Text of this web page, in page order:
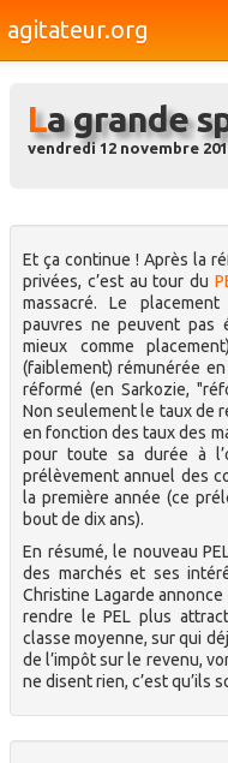
agitateur.org
Bourges & le Cher
Médias
Dossiers
Brèves
La grande
vendredi 12 novembre
Et ça continue ! Après la
privées, c’est au tour du
massacré. Le
pauvres ne peuvent pas
mieux comme
(faiblement) rémunérée
réformé (en Sarkozie,
Non seulement le taux de
en fonction des taux des
pour toute sa durée à
prélèvement annuel des
la première année (ce
bout de dix ans).
En résumé, le nouveau
des marchés et ses
Christine Lagarde
rendre le PEL plus
classe moyenne, sur qui
de l’impôt sur le revenu,
ne disent rien, c’est qu’ils